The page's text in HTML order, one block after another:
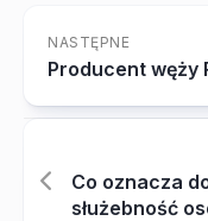
NASTĘPNE
Producent węży
Co oznacza
służebność